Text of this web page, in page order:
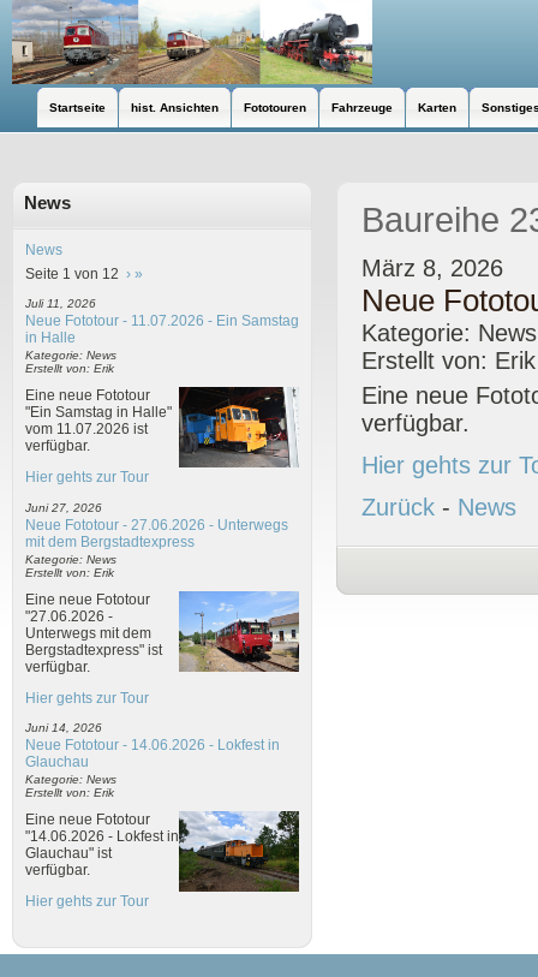
Startseite hist. Ansichten Fototouren Fahrzeuge Karten
News
News
Seite 1 von 12 › »
Juli 11, 2026
Neue Fototour - 11.07.2026 - Ein Samstag
in Halle
Kategorie: News
Erstellt von: Erik
Eine neue Fototour
"Ein Samstag in Halle"
vom 11.07.2026 ist
verfügbar.
Hier gehts zur Tour
Juni 27, 2026
Neue Fototour - 27.06.2026 - Unterwegs
mit dem Bergstadtexpress
Kategorie: News
Erstellt von: Erik
Eine neue Fototour
"27.06.2026 -
Unterwegs mit dem
Bergstadtexpress" ist
verfügbar.
Hier gehts zur Tour
Juni 14, 2026
Neue Fototour - 14.06.2026 - Lokfest in
Glauchau
Kategorie: News
Erstellt von: Erik
Eine neue Fototour
"14.06.2026 - Lokfest in
Glauchau" ist
verfügbar.
Hier gehts zur Tour
Baureihe
März 8, 2026
Neue
Kategorie: News
Erstellt von: Erik
Eine neue
verfügbar.
Hier gehts zur
Zurück - News